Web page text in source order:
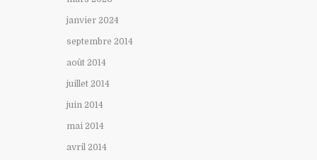
janvier 2024
septembre 2014
août 2014
juillet 2014
juin 2014
mai 2014
avril 2014